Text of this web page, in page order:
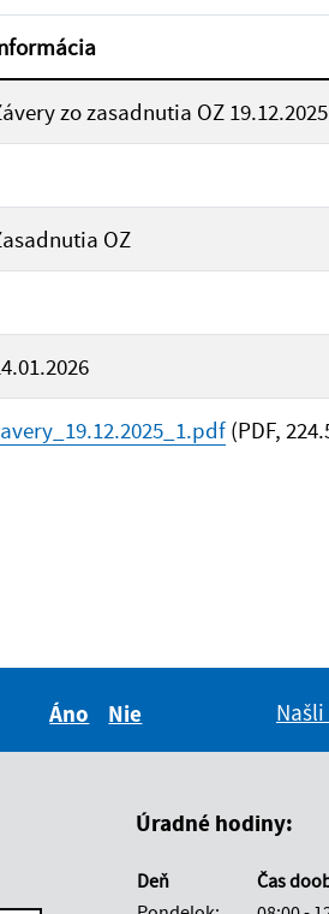
zo zasadnutia OZ 19.12.2025
OZ
(PDF,
Áno
Nie
Úradné hodiny:
Deň Čas